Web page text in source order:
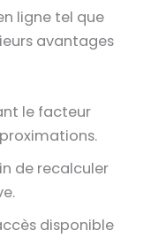
ligne tel que
avantages
le facteur
de recalculer
disponible